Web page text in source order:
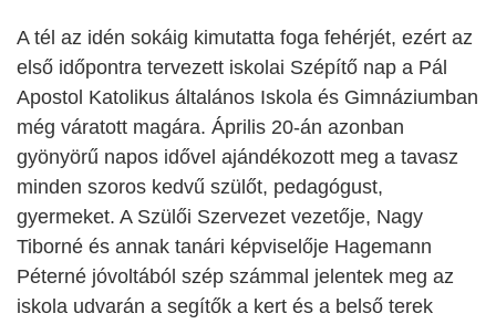
A tél az idén sokáig kimutatta foga fehérjét, ezért az
első időpontra tervezett iskolai Szépítő nap a Pál
Apostol Katolikus általános Iskola és Gimnáziumban
még váratott magára. Április 20-án azonban
gyönyörű napos idővel ajándékozott meg a tavasz
minden szoros kedvű szülőt, pedagógust,
gyermeket. A Szülői Szervezet vezetője, Nagy
Tiborné és annak tanári képviselője Hagemann
Péterné jóvoltából szép számmal jelentek meg az
iskola udvarán a segítők a kert és a belső terek